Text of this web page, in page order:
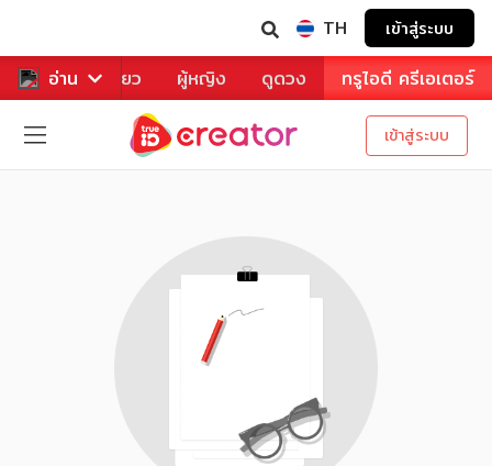
TH เข้าสู่ระบบ
อ่าน
หาร ท่องเที่ยว ผู้หญิง ดูดวง ทรูไอดี ครีเอเตอร์
เข้าสู่ระบบ